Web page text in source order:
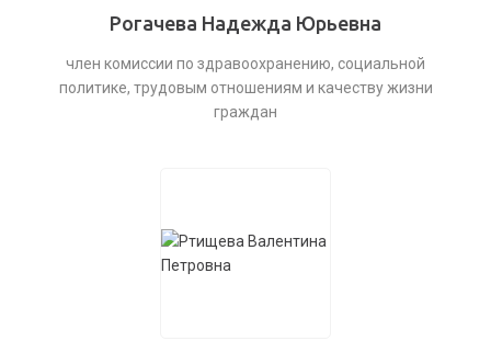
Рогачева Надежда Юрьевна
член комиссии по здравоохранению, социальной
политике, трудовым отношениям и качеству жизни
граждан